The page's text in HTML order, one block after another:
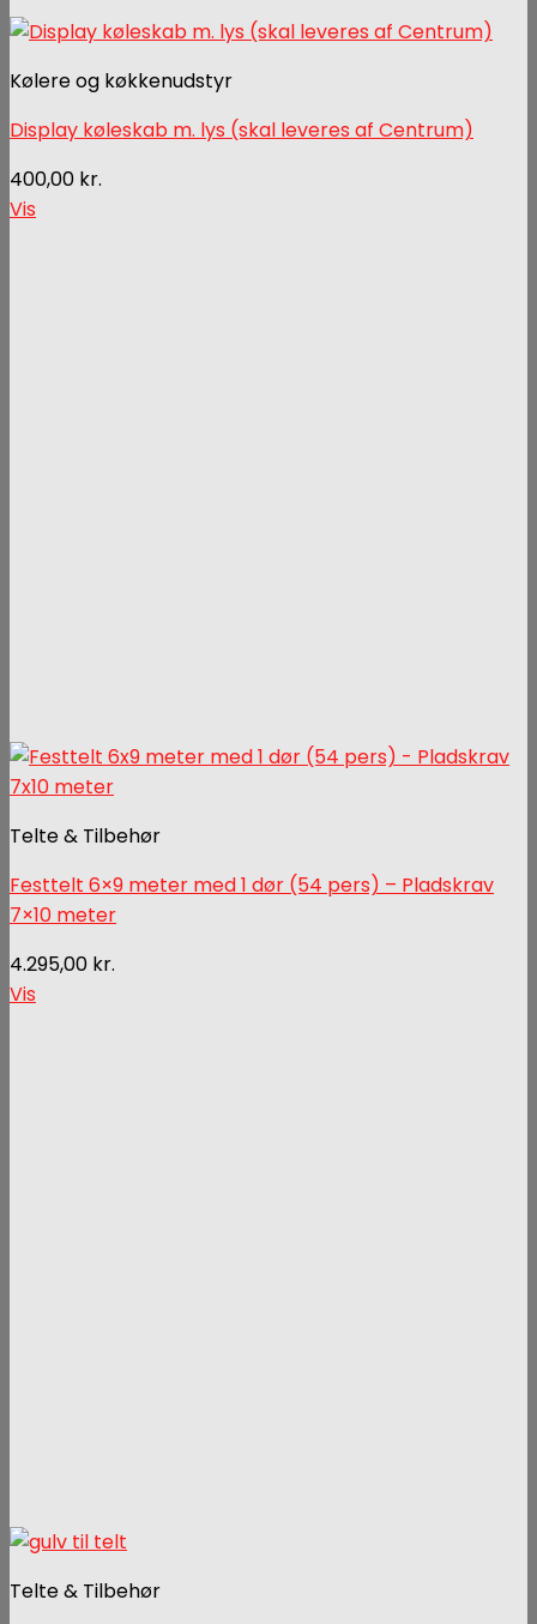
Kølere og køkkenudstyr
Display køleskab m. lys (skal leveres af Centrum)
400,00 kr.
Vis
Telte & Tilbehør
Festtelt 6×9 meter med 1 dør (54 pers) – Pladskrav
7×10 meter
4.295,00 kr.
Vis
Telte & Tilbehør